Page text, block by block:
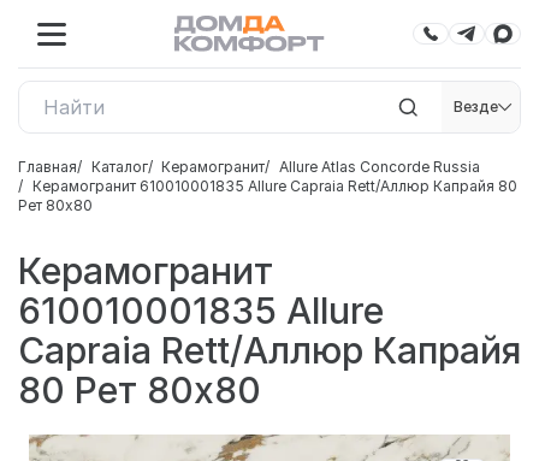
Везде
Главная Каталог Керамогранит
Allure Atlas Concorde Russia
Керамогранит 610010001835 Allure Capraia Rett/Аллюр Капрайя 80
Рет 80x80
Керамогранит
610010001835 Allure
Capraia Rett/Аллюр Капрайя
80 Рет 80x80